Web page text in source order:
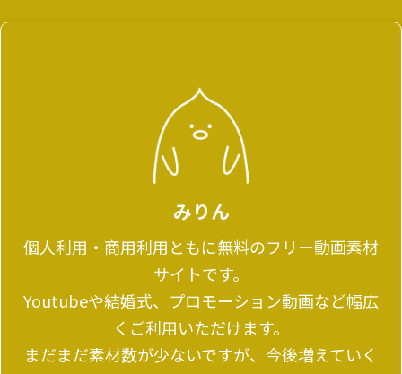
みりん
個人利用・商用利用ともに無料のフリー動画素材
サイトです。
Youtubeや結婚式、プロモーション動画など幅広
くご利用いただけます。
まだまだ素材数が少ないですが、今後増えていく